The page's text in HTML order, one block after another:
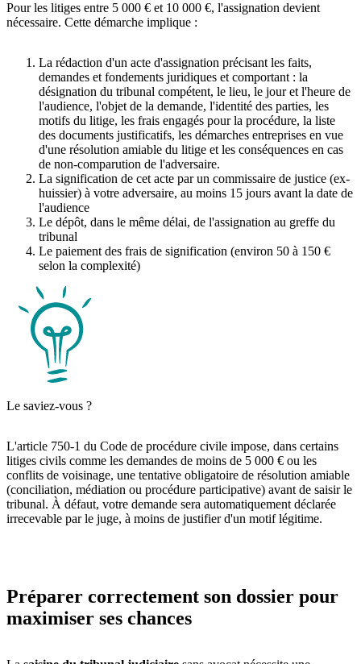
Pour les litiges entre 5 000 € et 10 000 €, l'assignation devient
nécessaire. Cette démarche implique :
La rédaction d'un acte d'assignation précisant les faits,
demandes et fondements juridiques et comportant : la
désignation du tribunal compétent, le lieu, le jour et l'heure de
l'audience, l'objet de la demande, l'identité des parties, les
motifs du litige, les frais engagés pour la procédure, la liste
des documents justificatifs, les démarches entreprises en vue
d'une résolution amiable du litige et les conséquences en cas
de non-comparution de l'adversaire.
La signification de cet acte par un commissaire de justice (ex-
huissier) à votre adversaire, au moins 15 jours avant la date de
l'audience
Le dépôt, dans le même délai, de l'assignation au greffe du
tribunal
Le paiement des frais de signification (environ 50 à 150 €
selon la complexité)
Le saviez-vous ?
L'article 750-1 du Code de procédure civile impose, dans certains
litiges civils comme les demandes de moins de 5 000 € ou les
conflits de voisinage, une tentative obligatoire de résolution amiable
(conciliation, médiation ou procédure participative) avant de saisir le
tribunal. À défaut, votre demande sera automatiquement déclarée
irrecevable par le juge, à moins de justifier d'un motif légitime.
Préparer correctement son dossier pour
maximiser ses chances